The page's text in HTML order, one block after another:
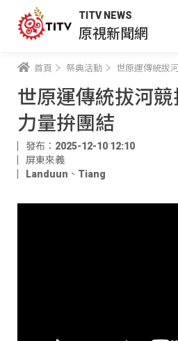
TITV NEWS
原視新聞網
首頁 祭典活動 世原運傳統拔
世原運傳統拔河
力量拚團結
發布：2025-12-10 12:10
屏東來義
Landuun 、 Tiang